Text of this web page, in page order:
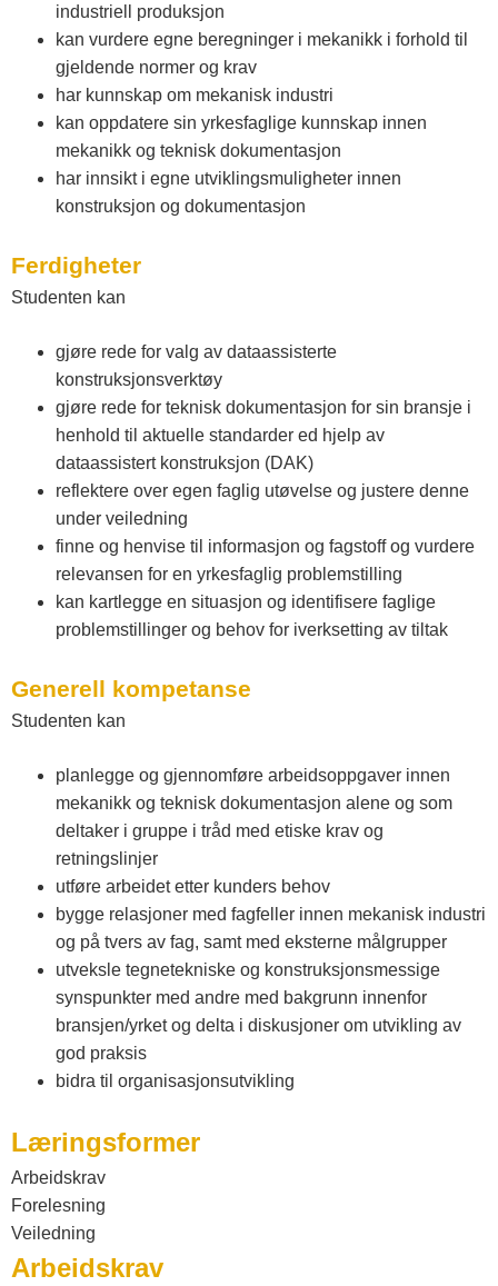
industriell produksjon
kan vurdere egne beregninger i mekanikk i forhold til
gjeldende normer og krav
har kunnskap om mekanisk industri
kan oppdatere sin yrkesfaglige kunnskap innen
mekanikk og teknisk dokumentasjon
har innsikt i egne utviklingsmuligheter innen
konstruksjon og dokumentasjon
Ferdigheter
Studenten kan
gjøre rede for valg av dataassisterte
konstruksjonsverktøy
gjøre rede for teknisk dokumentasjon for sin bransje i
henhold til aktuelle standarder ed hjelp av
dataassistert konstruksjon (DAK)
reflektere over egen faglig utøvelse og justere denne
under veiledning
finne og henvise til informasjon og fagstoff og vurdere
relevansen for en yrkesfaglig problemstilling
kan kartlegge en situasjon og identifisere faglige
problemstillinger og behov for iverksetting av tiltak
Generell kompetanse
Studenten kan
planlegge og gjennomføre arbeidsoppgaver innen
mekanikk og teknisk dokumentasjon alene og som
deltaker i gruppe i tråd med etiske krav og
retningslinjer
utføre arbeidet etter kunders behov
bygge relasjoner med fagfeller innen mekanisk industri
og på tvers av fag, samt med eksterne målgrupper
utveksle tegnetekniske og konstruksjonsmessige
synspunkter med andre med bakgrunn innenfor
bransjen/yrket og delta i diskusjoner om utvikling av
god praksis
bidra til organisasjonsutvikling
Læringsformer
Arbeidskrav
Forelesning
Veiledning
Arbeidskrav